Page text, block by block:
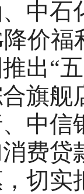
中
价
出“
旗舰
中信
费贷
切